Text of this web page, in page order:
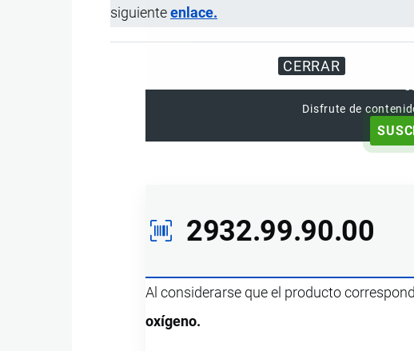
siguienteenlace.
CERRAR
Disfrute de
2932.99.90.00
Al considerarse que el producto
oxígeno.